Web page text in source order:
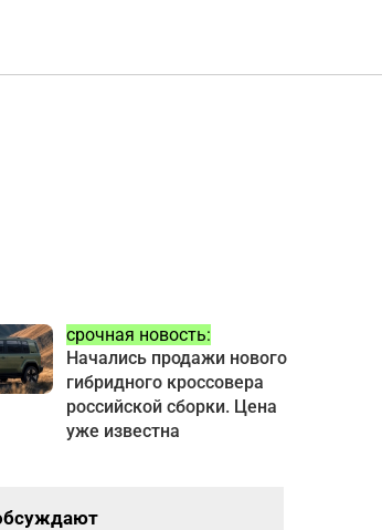
срочная новость:
Начались продажи нового
гибридного кроссовера
российской сборки. Цена
уже известна